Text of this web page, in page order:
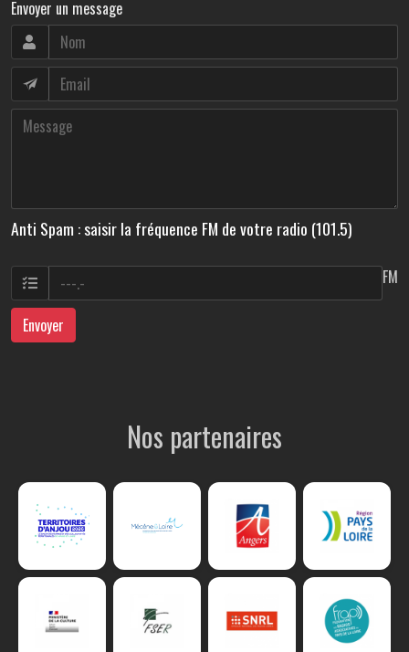
Envoyer un message
Anti Spam : saisir la fréquence FM de votre radio (101.5)
FM
Envoyer
Nos partenaires